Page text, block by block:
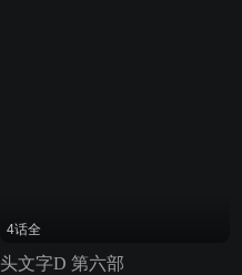
4话全
头文字D 第六部